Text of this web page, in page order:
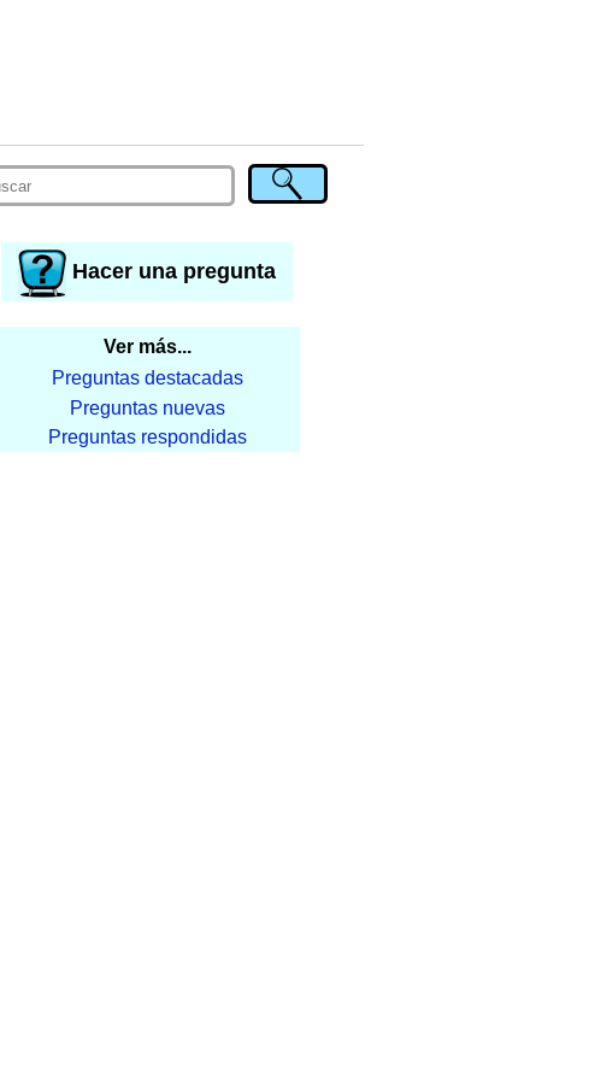
Hacer una pregunta
Ver más...
Preguntas destacadas
Preguntas nuevas
Preguntas respondidas